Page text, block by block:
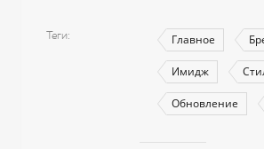
Теги Главное
Имидж
Обновление